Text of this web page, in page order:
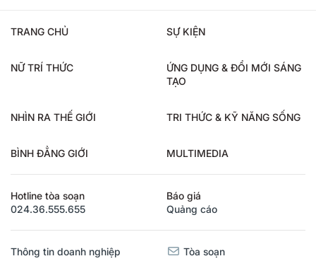
TRANG CHỦ SỰ KIỆN
NỮ TRÍ THỨC
ỨNG DỤNG & ĐỔI MỚI SÁNG
TẠO
NHÌN RA THẾ GIỚI TRI THỨC & KỸ NĂNG SỐNG
BÌNH ĐẲNG GIỚI MULTIMEDIA
Hotline tòa soạn
024.36.555.655
Báo giá
Quảng cáo
Thông tin doanh nghiệp Tòa soạn